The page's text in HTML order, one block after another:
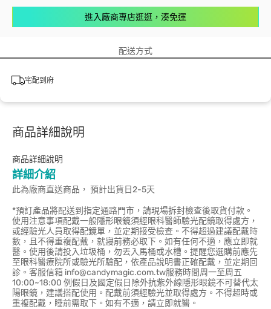
進入廠商專店逛逛，湊免運
配送方式
宅配到府
商品詳細說明
商品詳細說明
詳細介紹
此為廠商直送商品， 預計出貨日2-5天
*預訂產品將配送到指定通路門市，請現場拆封檢查後取貨付款。
使用注意事項配戴一般隱形眼鏡須經眼科醫師驗光配鏡取得處方，
或經驗光人員取得配鏡單，並定期接受檢查。不得超過建議配戴時
數，且不得重複配戴，就寢前務必取下。如有任何不適，應立即就
醫。使用後請投入垃圾桶，勿丟入馬桶或水槽。提醒您選購前應先
至眼科醫療院所或驗光所驗配，依產品說明書正確配戴，並定期回
診。客服信箱 info@candymagic.com.tw服務時間周一至周五
10:00~18:00 例假日及國定假日除外抗紫外線隱形眼鏡不可替代太
陽眼鏡，建議搭配使用。配戴前須經驗光並取得處方。不得超時或
重複配戴，睡前需取下。如有不適，請立即就醫。